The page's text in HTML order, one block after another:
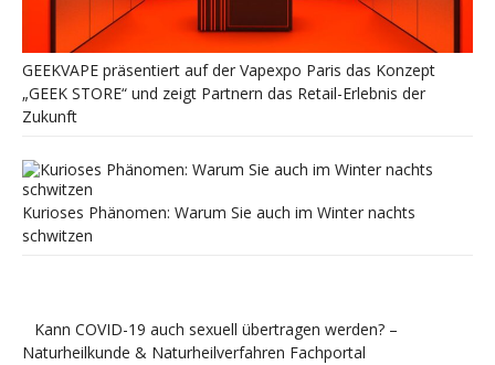
GEEKVAPE präsentiert auf der Vapexpo Paris das Konzept
„GEEK STORE“ und zeigt Partnern das Retail-Erlebnis der
Zukunft
Kurioses Phänomen: Warum Sie auch im Winter nachts
schwitzen
Kann COVID-19 auch sexuell übertragen werden? –
Naturheilkunde & Naturheilverfahren Fachportal